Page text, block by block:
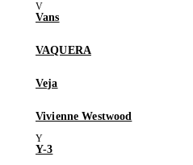
Vans
VAQUERA
Veja
Vivienne Westwood
Y-3